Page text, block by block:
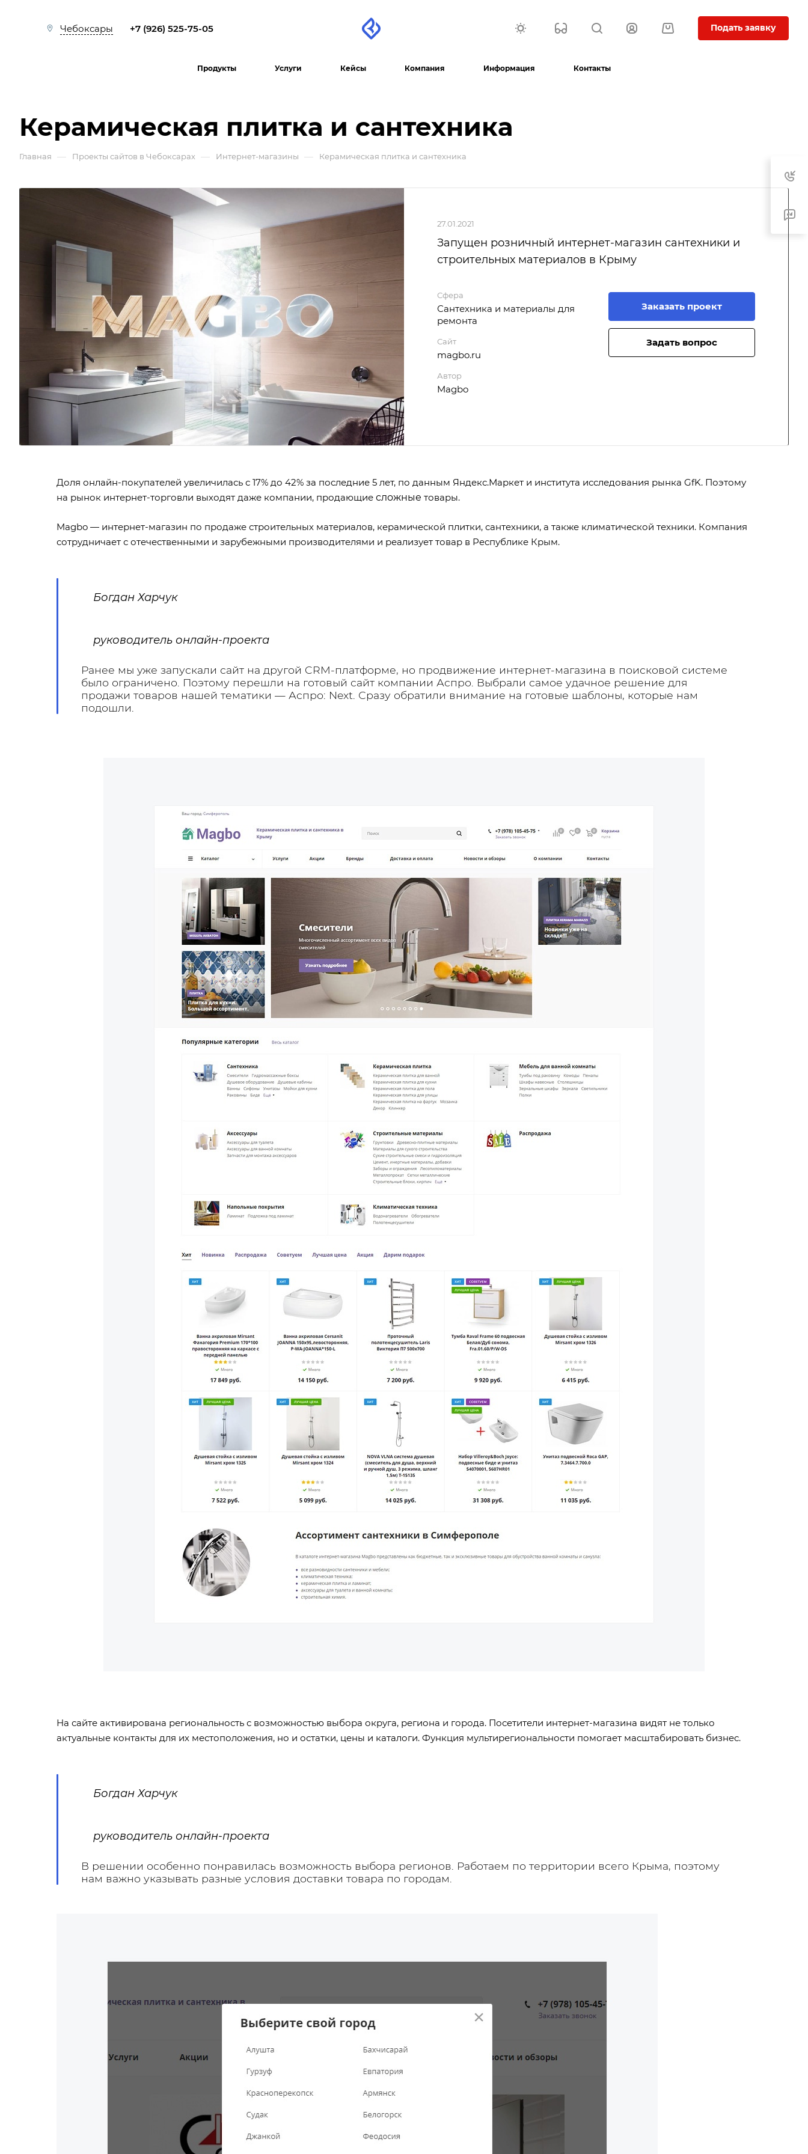
Чебоксары +7 (926) 525-75-05 Подать заявку
Продукты Услуги Кейсы Компания Информация Контакты
Керамическая плитка и сантехника
Главная — Проекты сайтов в Чебоксарах — Интернет-магазины — Керамическая плитка и сантехника
27.01.2021
Запущен розничный интернет-магазин сантехники и
строительных материалов в Крыму
Сфера
Сантехника и материалы для
ремонта
Сайт
magbo.ru
Автор
Magbo
Заказать проект
Задать вопрос
Доля онлайн-покупателей увеличилась с 17% до 42% за последние 5 лет, по данным Яндекс.Маркет и института исследования рынка GfK. Поэтому
на рынок интернет-торговли выходят даже компании, продающие сложные товары.
Magbo — интернет-магазин по продаже строительных материалов, керамической плитки, сантехники, а также климатической техники. Компания
сотрудничает с отечественными и зарубежными производителями и реализует товар в Республике Крым.
Богдан Харчук
руководитель онлайн-проекта
Ранее мы уже запускали сайт на другой CRM-платформе, но продвижение интернет-магазина в поисковой системе
было ограничено. Поэтому перешли на готовый сайт компании Аспро. Выбрали самое удачное решение для
продажи товаров нашей тематики — Аспро: Next . Сразу обратили внимание на готовые шаблоны, которые нам
подошли.
На сайте активирована региональность с возможностью выбора округа, региона и города. Посетители интернет-магазина видят не только
актуальные контакты для их местоположения, но и остатки, цены и каталоги. Функция мультирегиональности помогает масштабировать бизнес.
Богдан Харчук
руководитель онлайн-проекта
В решении особенно понравилась возможность выбора регионов. Работаем по территории всего Крыма, поэтому
нам важно указывать разные условия доставки товара по городам.